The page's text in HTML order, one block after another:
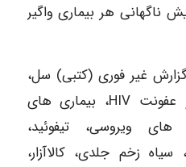
ناگهانی هر بیماری واگیر
غیر فوری (کتبی) سل،
جذام، کزاز بالغین، ایدز و عفونت HIV، بیماری های
های ویروسی، تیفوئید،
سیاه زخم جلدی، کالاآزار،